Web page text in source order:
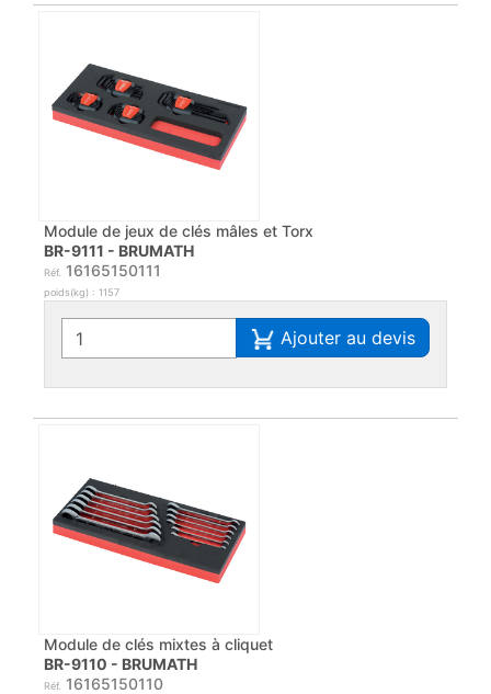
Module de jeux de clés mâles et Torx
BR-9111 - BRUMATH
Réf. 16165150111
poids(kg) : 1157
Ajouter au devis
Module de clés mixtes à cliquet
BR-9110 - BRUMATH
Réf. 16165150110